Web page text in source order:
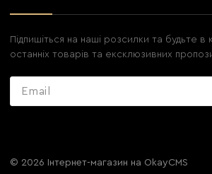
Підпишіться на наші розсилки та будьте в
останніх товарів та ексклюзивних
© 2026 Інтернет-магазин на OkayCMS